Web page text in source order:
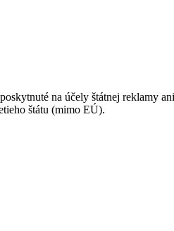
na účely štátnej reklamy
štátu (mimo EÚ).